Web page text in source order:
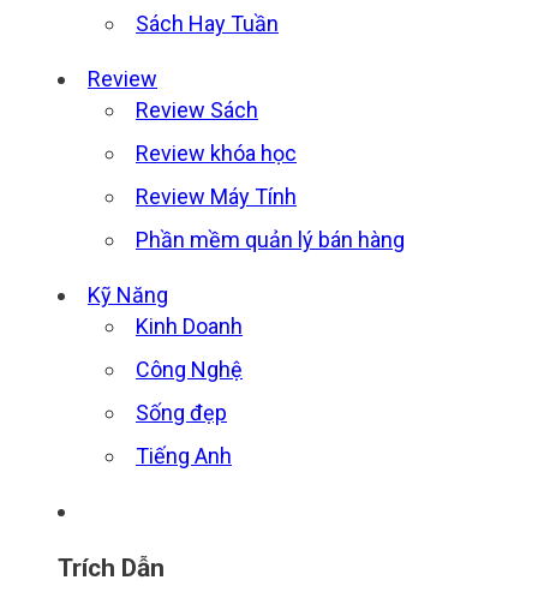
Sách Hay Tuần
Review
Review Sách
Review khóa học
Review Máy Tính
Phần mềm quản lý bán hàng
Kỹ Năng
Kinh Doanh
Công Nghệ
Sống đẹp
Tiếng Anh
Trích Dẫn